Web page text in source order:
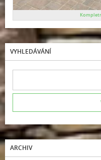
VYHLEDÁVÁNÍ
ARCHIV